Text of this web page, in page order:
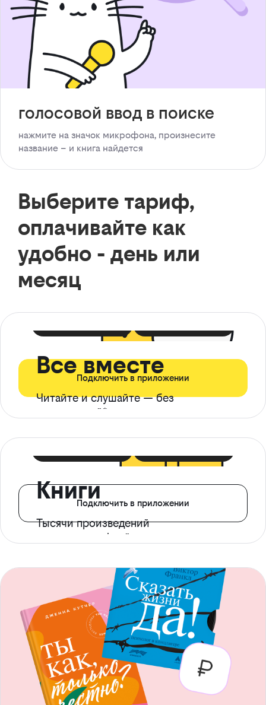
голосовой ввод в поиске
нажмите на значок микрофона, произнесите
название – и книга найдется
Выберите тариф,
оплачивайте как
удобно - день или
месяц
Все вместе
Читайте и слушайте — без
ограничений*
Подключить в приложении
Книги
Тысячи произведений
с доступом офлайн
Подключить в приложении